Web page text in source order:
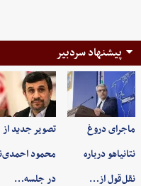
پیشنهاد سردبیر
ماجرای دروغ
نتانیاهو درباره
نقل‌قول از…
تصویر جدید از
محمود
در جلسه…